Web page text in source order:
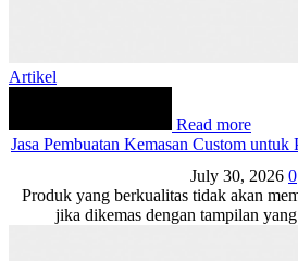
Artikel
Read more
Jasa Pembuatan Kemasan Custom
July 30, 2026 0
Produk yang berkualitas tidak akan
jika dikemas dengan tampilan